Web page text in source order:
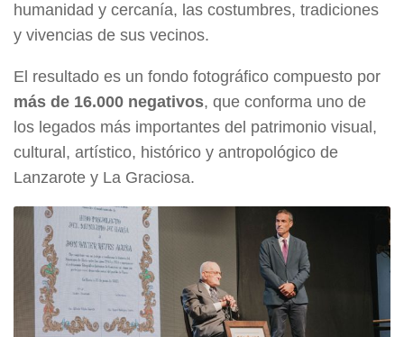
humanidad y cercanía, las costumbres, tradiciones
y vivencias de sus vecinos.
El resultado es un fondo fotográfico compuesto por
más de 16.000 negativos, que conforma uno de
los legados más importantes del patrimonio visual,
cultural, artístico, histórico y antropológico de
Lanzarote y La Graciosa.